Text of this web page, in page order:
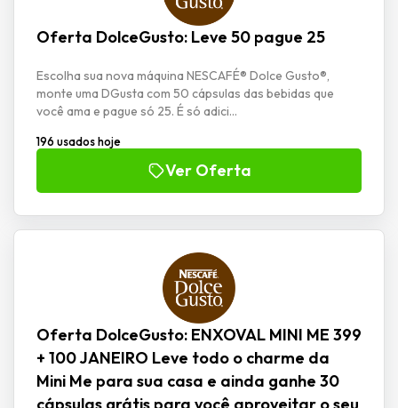
Oferta DolceGusto: Leve 50 pague 25
Escolha sua nova máquina NESCAFÉ® Dolce Gusto®,
monte uma DGusta com 50 cápsulas das bebidas que
você ama e pague só 25. É só adici...
196 usados hoje
Ver Oferta
Oferta DolceGusto: ENXOVAL MINI ME 399
+ 100 JANEIRO Leve todo o charme da
Mini Me para sua casa e ainda ganhe 30